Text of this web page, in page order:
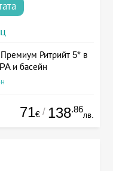
Ритрийт 5* в
и басейн
71€ / 138.86
лв.